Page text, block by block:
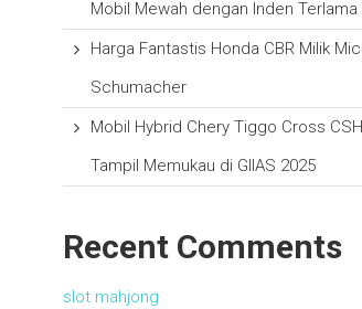
Mobil Mewah dengan Inden Terlama
Harga Fantastis Honda CBR Milik
Schumacher
Mobil Hybrid Chery Tiggo Cross
Tampil Memukau di GIIAS 2025
Recent Comments
slot mahjong